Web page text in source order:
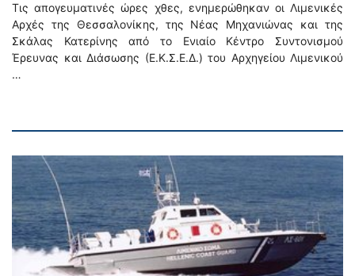
Τις απογευματινές ώρες χθες, ενημερώθηκαν οι Λιμενικές
Αρχές της Θεσσαλονίκης, της Νέας Μηχανιώνας και της
Σκάλας Κατερίνης από το Ενιαίο Κέντρο Συντονισμού
Έρευνας και Διάσωσης (Ε.Κ.Σ.Ε.Δ.) του Αρχηγείου Λιμενικού
…